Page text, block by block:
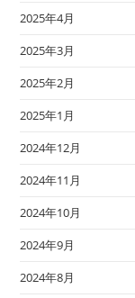
2025年4月
2025年3月
2025年2月
2025年1月
2024年12月
2024年11月
2024年10月
2024年9月
2024年8月